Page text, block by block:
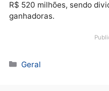
prêmio, basta
intervalo de 1 a 60.
próximas semanas,